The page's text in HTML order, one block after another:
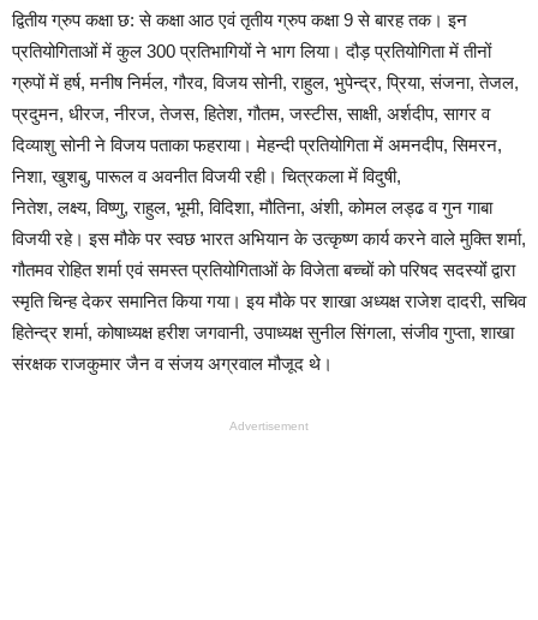
द्वितीय ग्रुप कक्षा छ: से कक्षा आठ एवं तृतीय ग्रुप कक्षा 9 से बारह तक। इन
प्रतियोगिताओं में कुल 300 प्रतिभागियों ने भाग लिया। दौड़ प्रतियोगिता में तीनों
ग्रुपों में हर्ष, मनीष निर्मल, गौरव, विजय सोनी, राहुल, भुपेन्द्र, प्रिया, संजना, तेजल,
प्रदुमन, धीरज, नीरज, तेजस, हितेश, गौतम, जस्टीस, साक्षी, अर्शदीप, सागर व
दिव्याशु सोनी ने विजय पताका फहराया। मेहन्दी प्रतियोगिता में अमनदीप, सिमरन,
निशा, खुशबु, पारूल व अवनीत विजयी रही। चित्रकला में विदुषी,
नितेश, लक्ष्य, विष्णु, राहुल, भूमी, विदिशा, मौतिना, अंशी, कोमल लड्ढ व गुन गाबा
विजयी रहे। इस मौके पर स्वछ भारत अभियान के उत्कृष्ण कार्य करने वाले मुक्ति शर्मा,
गौतमव रोहित शर्मा एवं समस्त प्रतियोगिताओं के विजेता बच्चों को परिषद सदस्योंं द्वारा
स्मृति चिन्ह देकर समानित किया गया। इय मौके पर शाखा अध्यक्ष राजेश दादरी, सचिव
हितेन्द्र शर्मा, कोषाध्यक्ष हरीश जगवानी, उपाध्यक्ष सुनील सिंगला, संजीव गुप्ता, शाखा
संरक्षक राजकुमार जैन व संजय अग्रवाल मौजूद थे।
Advertisement